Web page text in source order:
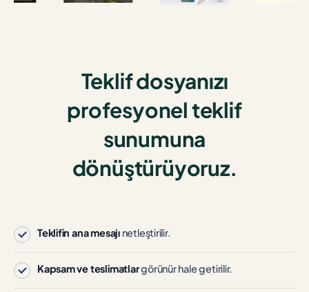
Teklif dosyanızı
profesyonel teklif
sunumuna
dönüştürüyoruz.
Teklifin ana mesajınetleştirilir.
Kapsam ve teslimatlargörünür hale getirilir.